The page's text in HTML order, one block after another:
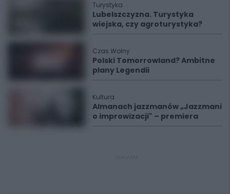
Turystyka
Lubelszczyzna. Turystyka
wiejska, czy agroturystyka?
Czas Wolny
Polski Tomorrowland? Ambitne
plany Legendii
Kultura
Almanach jazzmanów „Jazzmani
o improwizacji" – premiera